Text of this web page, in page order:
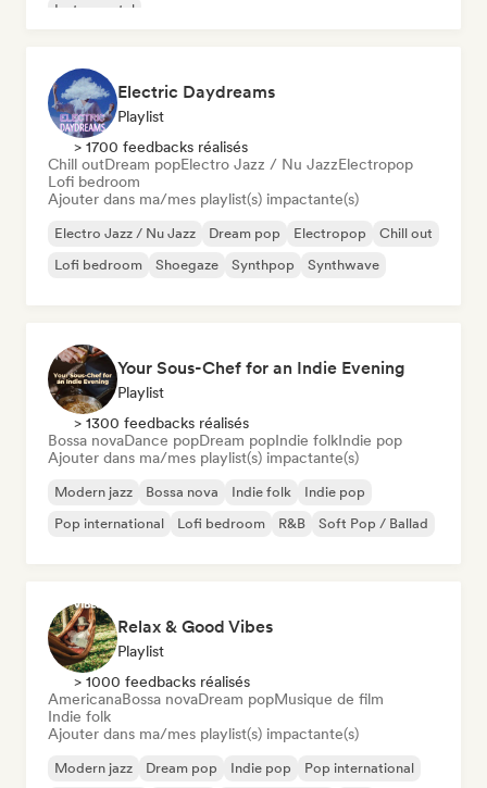
Instrumental
Electric Daydreams
Playlist
> 1700 feedbacks réalisés
Chill outDream popElectro Jazz / Nu JazzElectropop
Lofi bedroom
Ajouter dans ma/mes playlist(s) impactante(s)
Electro Jazz / Nu Jazz Dream pop Electropop
Chill out
Lofi bedroom
Shoegaze Synthpop Synthwave
Your Sous-Chef for an Indie Evening
Playlist
> 1300 feedbacks réalisés
Bossa novaDance popDream popIndie folkIndie pop
Ajouter dans ma/mes playlist(s) impactante(s)
Modern jazz Bossa nova Indie folk
Indie pop
Pop international
Lofi bedroom R&B Soft Pop / Ballad
Relax & Good Vibes
Playlist
> 1000 feedbacks réalisés
AmericanaBossa novaDream popMusique de film
Indie folk
Ajouter dans ma/mes playlist(s) impactante(s)
Modern jazz Dream pop Indie pop Pop international